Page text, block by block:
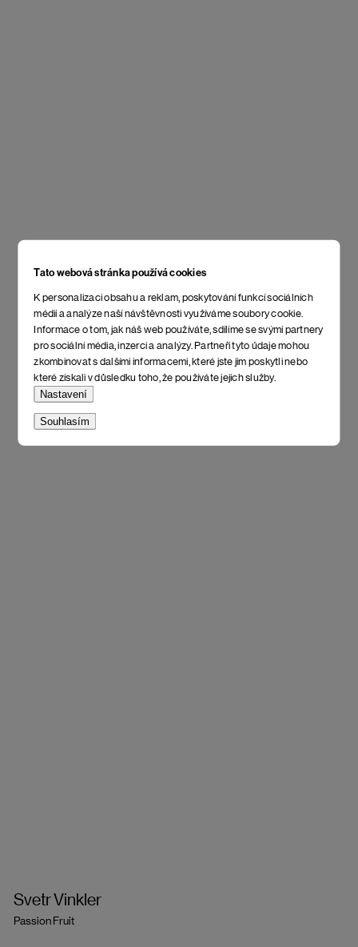
Tato webová stránka používá cookies
K personalizaci obsahu a reklam, poskytování funkcí sociálních
médií a analýze naší návštěvnosti využíváme soubory cookie.
Informace o tom, jak náš web používáte, sdílíme se svými partnery
pro sociální média, inzerci a analýzy. Partneři tyto údaje mohou
zkombinovat s dalšími informacemi, které jste jim poskytli nebo
které získali v důsledku toho, že používáte jejich služby.
Nastavení
Souhlasím
Svetr Vinkler
Passion Fruit